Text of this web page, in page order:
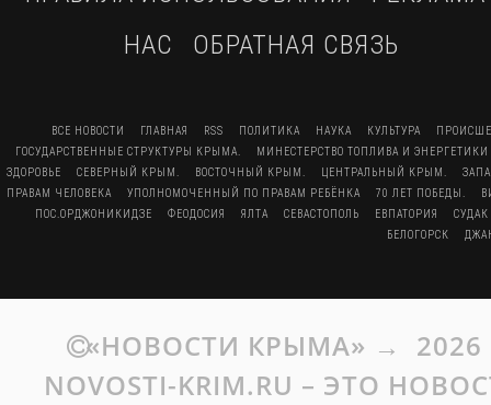
НАС
ОБРАТНАЯ СВЯЗЬ
ВСЕ НОВОСТИ ГЛАВНАЯ RSS ПОЛИТИКА НАУКА КУЛЬТУРА
ГОСУДАРСТВЕННЫЕ СТРУКТУРЫ КРЫМА.
МИНЕСТЕРСТВО ТОПЛИВА И
ЗДОРОВЬЕ
СЕВЕРНЫЙ КРЫМ. ВОСТОЧНЫЙ КРЫМ. ЦЕНТРАЛЬНЫЙ КРЫМ.
ПРАВАМ ЧЕЛОВЕКА
УПОЛНОМОЧЕННЫЙ ПО ПРАВАМ РЕБЁНКА 70 ЛЕТ ПОБЕДЫ.
ПОС.ОРДЖОНИКИДЗЕ
ФЕОДОСИЯ ЯЛТА СЕВАСТОПОЛЬ ЕВПАТОРИЯ
СУДАК
БЕЛОГОРСК
«НОВОСТИ КРЫМА» → 2026
NOVOSTI-KRIM.RU – ЭТО